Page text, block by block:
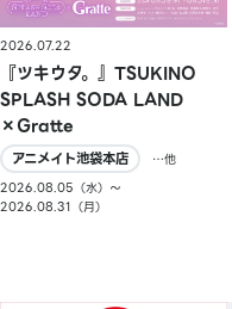
2026.07.22
『ツキウタ。』TSUKINO
SPLASH SODA LAND
×Gratte
アニメイト池袋本店
…他
2026.08.05（水）〜
2026.08.31（月）